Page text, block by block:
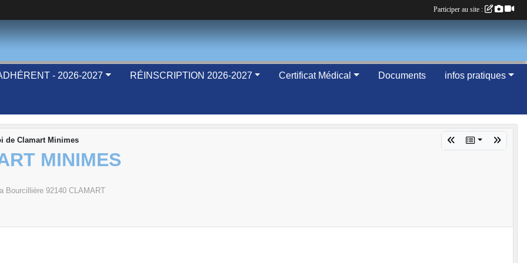
- 2026-2027 RÉINSCRIPTION 2026-2027 Certificat Médical Documents infos pratiques
de Clamart Minimes
MINIMES
Bourcillière 92140 CLAMART
Participer au site :